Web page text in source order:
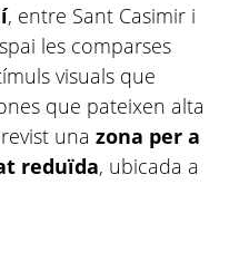
, entre Sant Casimir i
les comparses
visuals que
que pateixen alta
una zona per a
reduïda, ubicada a